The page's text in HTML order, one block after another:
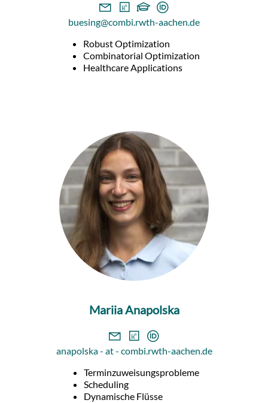
buesing@combi.rwth-aachen.de
Robust Optimization
Combinatorial Optimization
Healthcare Applications
Mariia Anapolska
anapolska - at - combi.rwth-aachen.de
Terminzuweisungsprobleme
Scheduling
Dynamische Flüsse